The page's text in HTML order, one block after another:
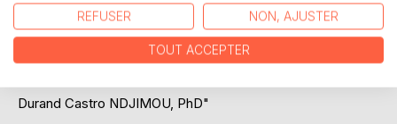
Non la guerre n'est pas fun. Elle est simplement
nécessaire. La paix lui est contingente. Mais une chose
s'impose alors : un monde sans guerre ne pourrait-il
s'imaginer autrement qu'en monde sans paix?"
Durand Castro NDJIMOU, PhD"
REFUSER NON, AJUSTER
TOUT ACCEPTER